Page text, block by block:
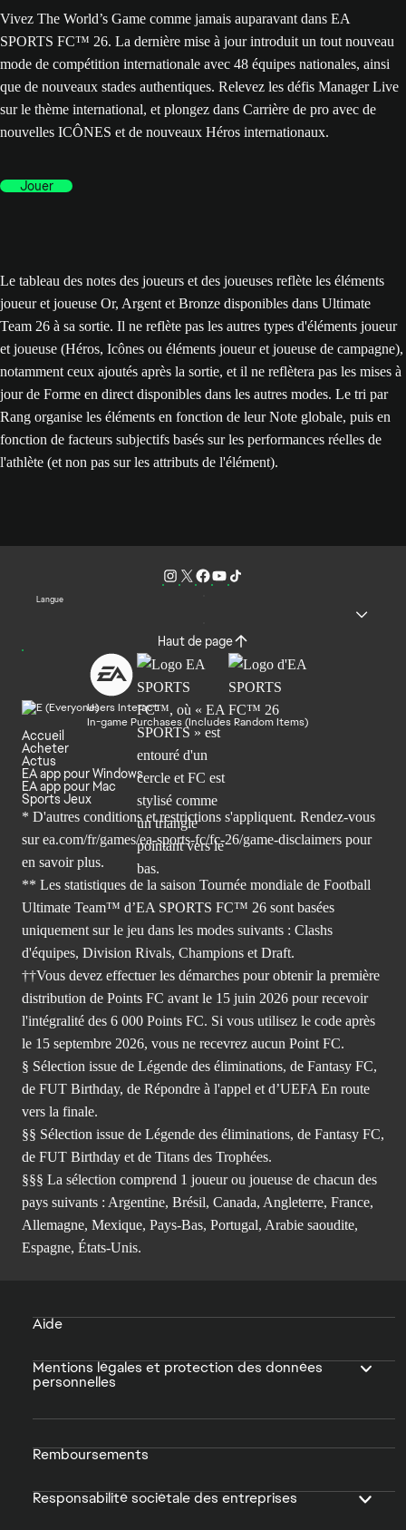
Vivez The World’s Game comme jamais auparavant dans EA
SPORTS FC™ 26. La dernière mise à jour introduit un tout nouveau
mode de compétition internationale avec 48 équipes nationales, ainsi
que de nouveaux stades authentiques. Relevez les défis Manager Live
sur le thème international, et plongez dans Carrière de pro avec de
nouvelles ICÔNES et de nouveaux Héros internationaux.
Jouer
Le tableau des notes des joueurs et des joueuses reflète les éléments
joueur et joueuse Or, Argent et Bronze disponibles dans Ultimate
Team 26 à sa sortie. Il ne reflète pas les autres types d'éléments joueur
et joueuse (Héros, Icônes ou éléments joueur et joueuse de campagne),
notamment ceux ajoutés après la sortie, et il ne reflètera pas les mises à
jour de Forme en direct disponibles dans les autres modes. Le tri par
Rang organise les éléments en fonction de leur Note globale, puis en
fonction de facteurs subjectifs basés sur les performances réelles de
l'athlète (et non pas sur les attributs de l'élément).
Langue
Haut de page
Users Interact
In-game Purchases (Includes Random Items)
Accueil
Acheter
Actus
EA app pour Windows
EA app pour Mac
Sports Jeux
* D'autres conditions et restrictions s'appliquent. Rendez-vous
sur ea.com/fr/games/ea-sports-fc/fc-26/game-disclaimers pour
en savoir plus.
** Les statistiques de la saison Tournée mondiale de Football
Ultimate Team™ d’EA SPORTS FC™ 26 sont basées
uniquement sur le jeu dans les modes suivants : Clashs
d'équipes, Division Rivals, Champions et Draft.
††Vous devez effectuer les démarches pour obtenir la première
distribution de Points FC avant le 15 juin 2026 pour recevoir
l'intégralité des 6 000 Points FC. Si vous utilisez le code après
le 15 septembre 2026, vous ne recevrez aucun Point FC.
§ Sélection issue de Légende des éliminations, de Fantasy FC,
de FUT Birthday, de Répondre à l'appel et d’UEFA En route
vers la finale.
§§ Sélection issue de Légende des éliminations, de Fantasy FC,
de FUT Birthday et de Titans des Trophées.
§§§ La sélection comprend 1 joueur ou joueuse de chacun des
pays suivants : Argentine, Brésil, Canada, Angleterre, France,
Allemagne, Mexique, Pays-Bas, Portugal, Arabie saoudite,
Espagne, États-Unis.
Aide
Mentions légales et protection des données
personnelles
Remboursements
Responsabilité sociétale des entreprises